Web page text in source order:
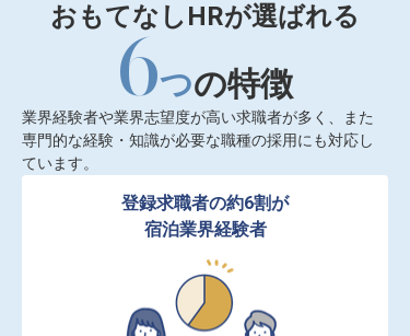
おもてなしHRが選ばれる
6つの特徴
業界経験者や業界志望度が高い求職者が多く、また
専門的な経験・知識が必要な職種の採用にも対応し
ています。
登録求職者の約6割が
宿泊業界経験者